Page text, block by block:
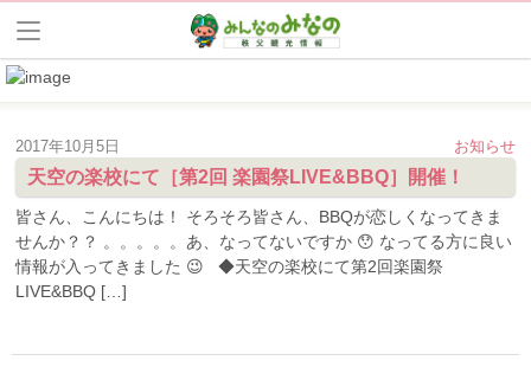
お知らせ
2017年10月5日
天空の楽校にて［第2回 楽園祭LIVE&BBQ］開催！
皆さん、こんにちは！ そろそろ皆さん、BBQが恋しくなってきま
せんか？？ 。。。。。あ、なってないですか 😯 なってる方に良い
情報が入ってきました 😉 ◆天空の楽校にて第2回楽園祭
LIVE&BBQ […]